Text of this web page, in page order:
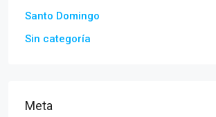
Santo Domingo
Sin categoría
Meta